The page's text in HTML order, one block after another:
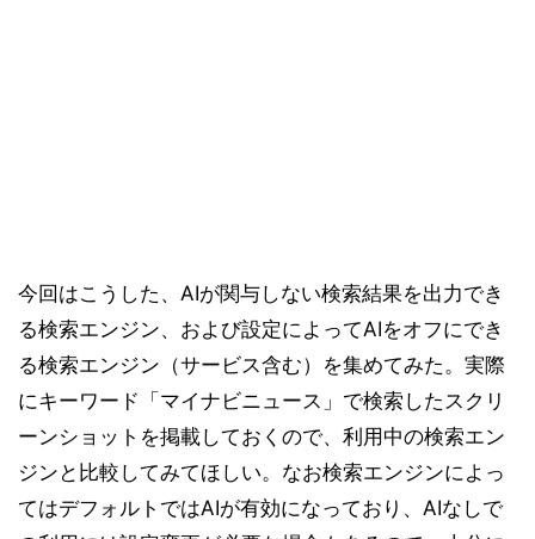
今回はこうした、AIが関与しない検索結果を出力でき
る検索エンジン、および設定によってAIをオフにでき
る検索エンジン（サービス含む）を集めてみた。実際
にキーワード「マイナビニュース」で検索したスクリ
ーンショットを掲載しておくので、利用中の検索エン
ジンと比較してみてほしい。なお検索エンジンによっ
てはデフォルトではAIが有効になっており、AIなしで